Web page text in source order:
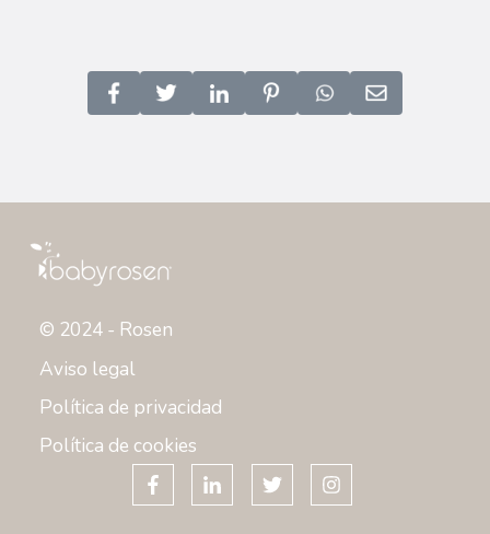
© 2024 - Rosen
Aviso legal
Política de privacidad
Política de cookies